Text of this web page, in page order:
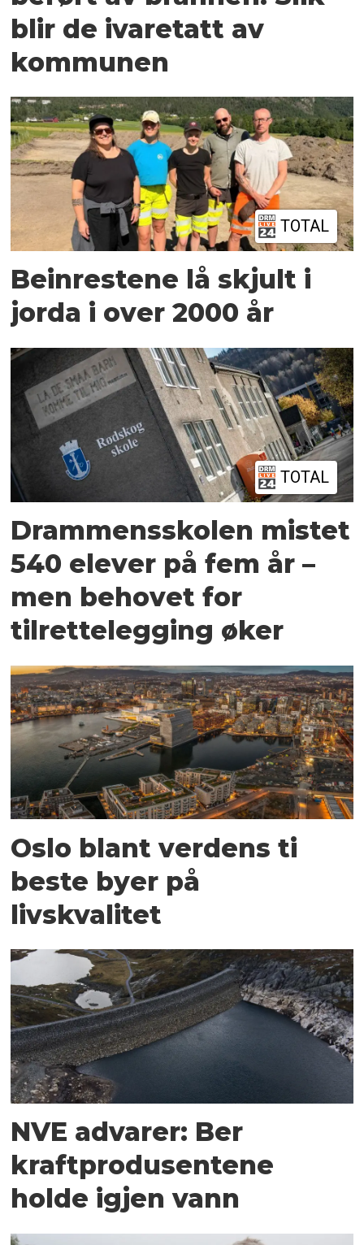
blir de ivaretatt av
kommunen
TOTAL
Beinrestene lå skjult i
jorda i over 2000 år
TOTAL
Drammensskolen mistet
540 elever på fem år –
men behovet for
tilrettelegging øker
Oslo blant verdens ti
beste byer på
livskvalitet
NVE advarer: Ber
kraftprodusentene
holde igjen vann